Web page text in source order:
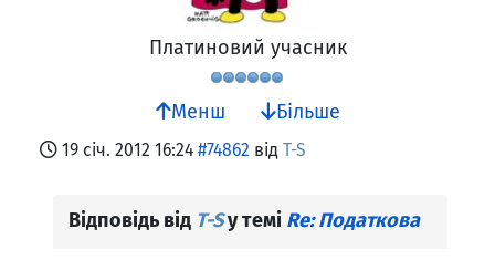
Платиновий учасник
Менш Більше
19 січ. 2012 16:24 #74862 від T-S
Відповідь від T-Sу темі Re: Податкова